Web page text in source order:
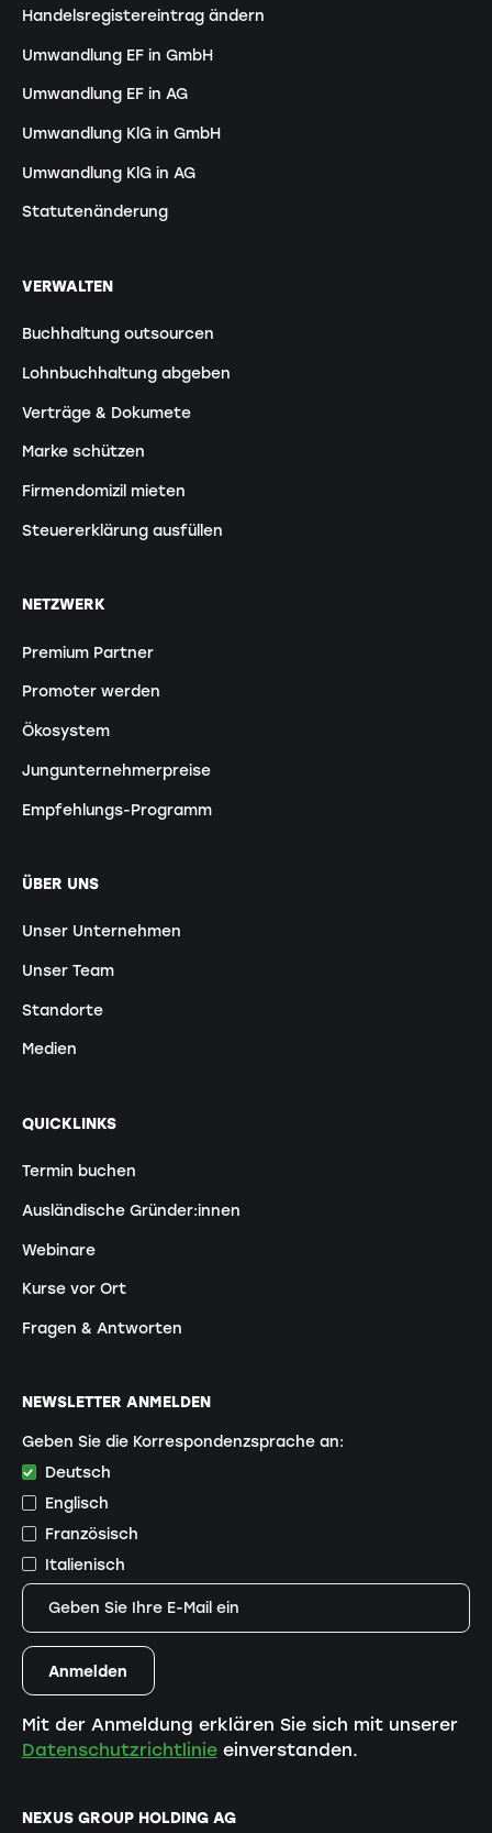
Handelsregistereintrag ändern
Umwandlung EF in GmbH
Umwandlung EF in AG
Umwandlung KlG in GmbH
Umwandlung KlG in AG
Statutenänderung
VERWALTEN
Buchhaltung outsourcen
Lohnbuchhaltung abgeben
Verträge & Dokumete
Marke schützen
Firmendomizil mieten
Steuererklärung ausfüllen
NETZWERK
Premium Partner
Promoter werden
Ökosystem
Jungunternehmerpreise
Empfehlungs-Programm
ÜBER UNS
Unser Unternehmen
Unser Team
Standorte
Medien
QUICKLINKS
Termin buchen
Ausländische Gründer:innen
Webinare
Kurse vor Ort
Fragen & Antworten
NEXUS GROUP HOLDING AG
NEWSLETTER ANMELDEN
Geben Sie die Korrespondenzsprache an:
Deutsch
Englisch
Französisch
Italienisch
Mit der Anmeldung erklären Sie sich mit unserer
Datenschutzrichtlinieeinverstanden.